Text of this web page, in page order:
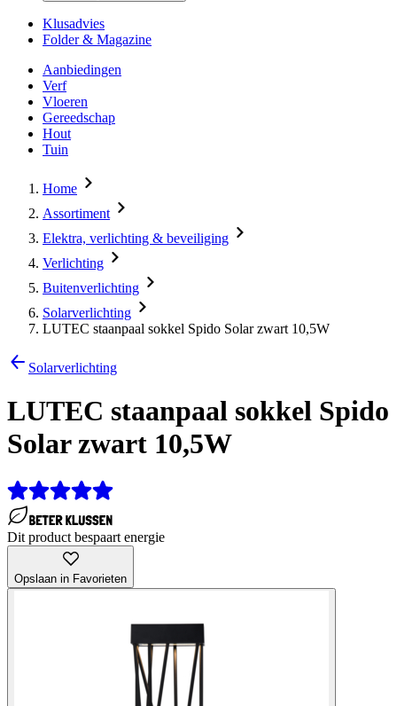
Klusadvies
Folder & Magazine
Aanbiedingen
Verf
Vloeren
Gereedschap
Hout
Tuin
Home
Assortiment
Elektra, verlichting & beveiliging
Verlichting
Buitenverlichting
Solarverlichting
LUTEC staanpaal sokkel Spido Solar zwart 10,5W
Solarverlichting
LUTEC staanpaal sokkel Spido
Solar zwart 10,5W
Dit product bespaart energie
Opslaan in Favorieten